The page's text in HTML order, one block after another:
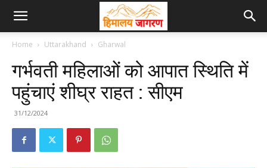
Home Uttarakhand Gharwal
गर्भवती महिलाओं को आपात स्थिति में
पहुंचाएं शीघ्र राहत : सीएम
31/12/2024